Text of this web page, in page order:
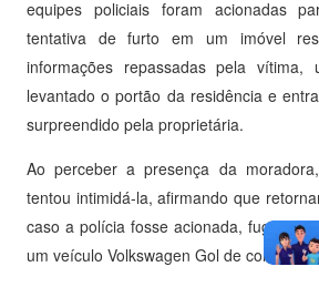
equipes policiais foram acionadas
tentativa de furto em um imóvel
informações repassadas pela vítima,
levantado o portão da residência e
surpreendido pela proprietária.
Ao perceber a presença da
tentou intimidá-la, afirmando que
caso a polícia fosse acionada, fugindo
um veículo Volkswagen Gol de cor